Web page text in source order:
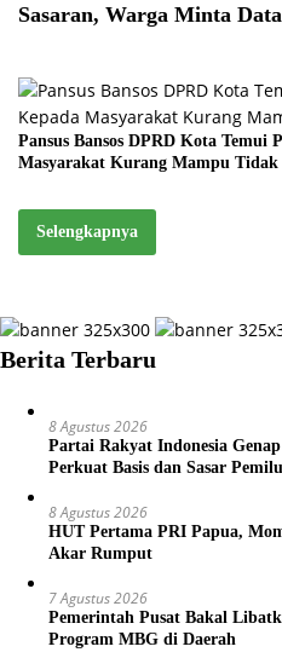
Sasaran, Warga Minta
Pansus Bansos DPRD Kota Temui
Masyarakat Kurang Mampu Tidak
Selengkapnya
Berita Terbaru
8 Agustus 2026
Partai Rakyat Indonesia
Perkuat Basis dan Sasar
8 Agustus 2026
HUT Pertama PRI Papua,
Akar Rumput
7 Agustus 2026
Pemerintah Pusat Bakal
Program MBG di Daerah